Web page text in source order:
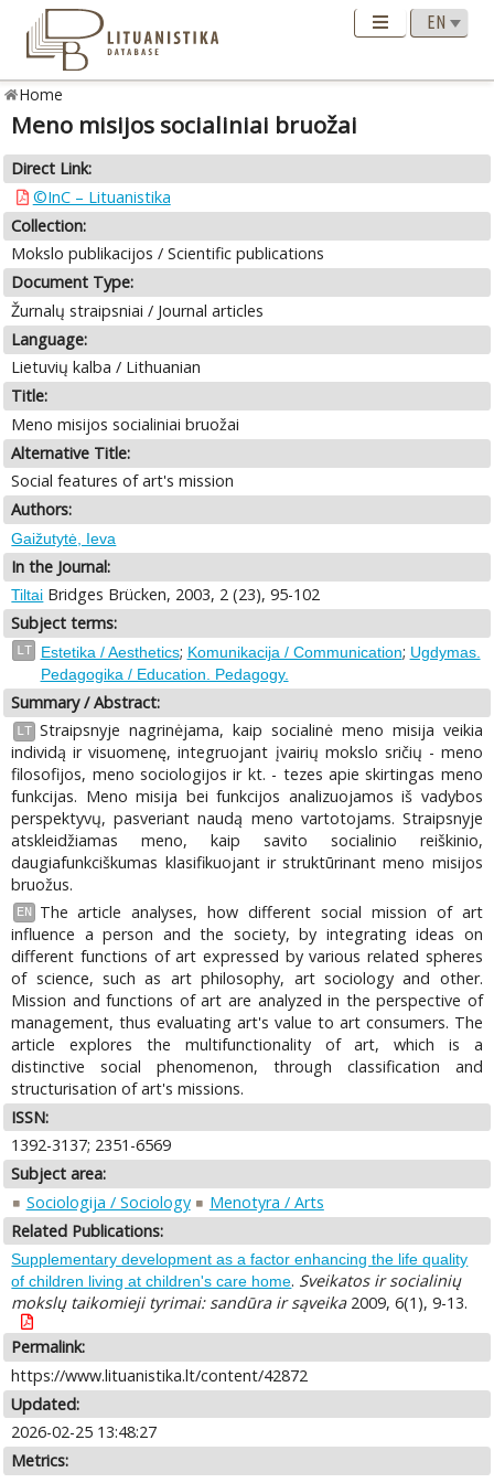
Home
Meno misijos socialiniai bruožai
Direct Link:
©InC – Lituanistika
Collection:
Mokslo publikacijos / Scientific publications
Document Type:
Žurnalų straipsniai / Journal articles
Language:
Lietuvių kalba / Lithuanian
Title:
Meno misijos socialiniai bruožai
Alternative Title:
Social features of art's mission
Authors:
Gaižutytė, Ieva
In the Journal:
Tiltai Bridges Brücken, 2003, 2 (23), 95-102
Subject terms:
LT Estetika / Aesthetics; Komunikacija / Communication; Ugdymas.
Pedagogika / Education. Pedagogy.
Summary / Abstract:
LT Straipsnyje nagrinėjama, kaip socialinė meno misija veikia
individą ir visuomenę, integruojant įvairių mokslo sričių - meno
filosofijos, meno sociologijos ir kt. - tezes apie skirtingas meno
funkcijas. Meno misija bei funkcijos analizuojamos iš vadybos
perspektyvų, pasveriant naudą meno vartotojams. Straipsnyje
atskleidžiamas meno, kaip savito socialinio reiškinio,
daugiafunkciškumas klasifikuojant ir struktūrinant meno misijos
bruožus.
EN
The article analyses, how different social mission of art
influence a person and the society, by integrating ideas on
different functions of art expressed by various related spheres
of science, such as art philosophy, art sociology and other.
Mission and functions of art are analyzed in the perspective of
management, thus evaluating art's value to art consumers. The
article explores the multifunctionality of art, which is a
distinctive social phenomenon, through classification and
structurisation of art's missions.
ISSN:
1392-3137; 2351-6569
Subject area:
Sociologija / Sociology
Menotyra / Arts
Related Publications:
Supplementary development as a factor enhancing the life quality
of children living at children's care home. Sveikatos ir socialinių
mokslų taikomieji tyrimai: sandūra ir sąveika2009, 6(1), 9-13.
Permalink:
https://www.lituanistika.lt/content/42872
Updated:
2026-02-25 13:48:27
Metrics: